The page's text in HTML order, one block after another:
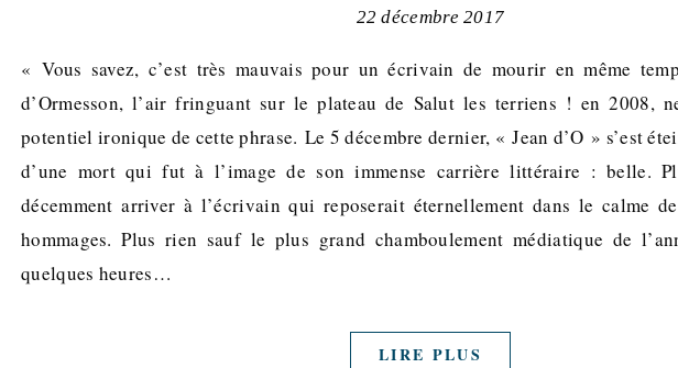
22 décembre 2017
« Vous savez, c’est très mauvais pour un écrivain de mourir en même
d’Ormesson, l’air fringuant sur le plateau de Salut les terriens ! en 2008,
potentiel ironique de cette phrase. Le 5 décembre dernier, « Jean d’O » s’est
d’une mort qui fut à l’image de son immense carrière littéraire : belle.
décemment arriver à l’écrivain qui reposerait éternellement dans le calme
hommages. Plus rien sauf le plus grand chamboulement médiatique de
quelques heures…
LIRE PLUS